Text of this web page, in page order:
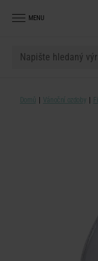
MENU
Domů Vánoční ozdoby